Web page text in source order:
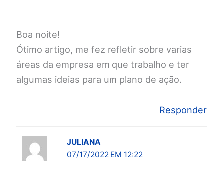
Boa noite!
Ótimo artigo, me fez refletir sobre varias
áreas da empresa em que trabalho e ter
algumas ideias para um plano de ação.
Responder
JULIANA
07/17/2022 EM 12:22